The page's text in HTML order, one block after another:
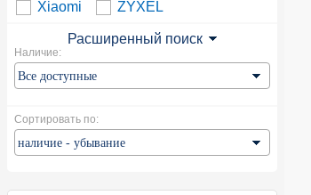
Xiaomi
ZYXEL
Расширенный поиск
Наличие:
Сортировать по: